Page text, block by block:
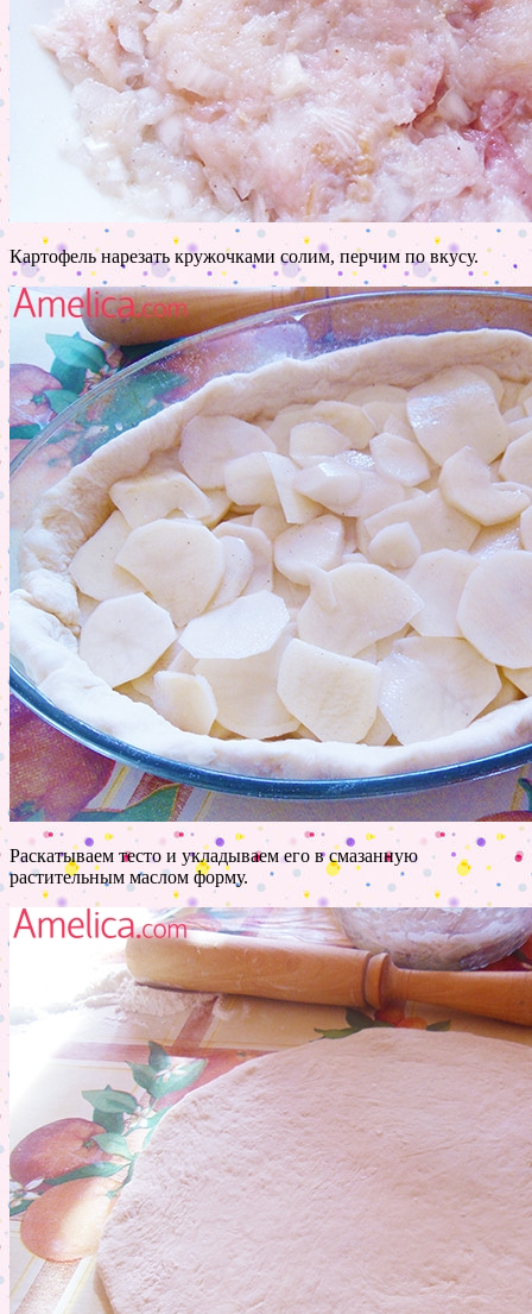
Картофель нарезать кружочками солим, перчим по вкусу.
Раскатываем тесто и укладываем его в смазанную
растительным маслом форму.